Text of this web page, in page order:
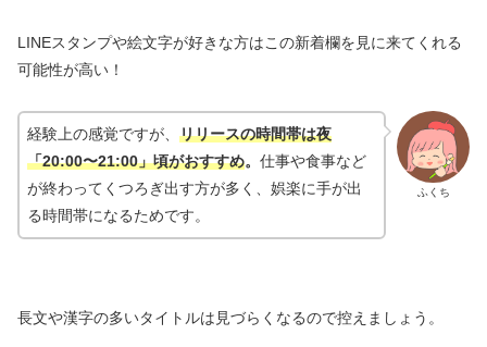
LINEスタンプや絵文字が好きな方はこの新着欄を見に来てくれる
可能性が高い！
ふくち
経験上の感覚ですが、 リリースの時間帯は夜
「20:00〜21:00」頃がおすすめ。 仕事や食事など
が終わってくつろぎ出す方が多く、娯楽に手が出
る時間帯になるためです。
長文や漢字の多いタイトルは見づらくなるので控えましょう。